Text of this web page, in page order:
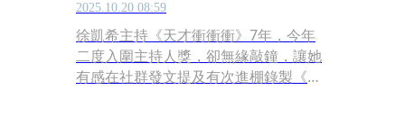
2025.10.20 08:59
徐凱希主持《天才衝衝衝》7年，今年
二度入圍主持人獎，卻無緣敲鐘，讓她
有感在社群發文提及有次進棚錄製《衝